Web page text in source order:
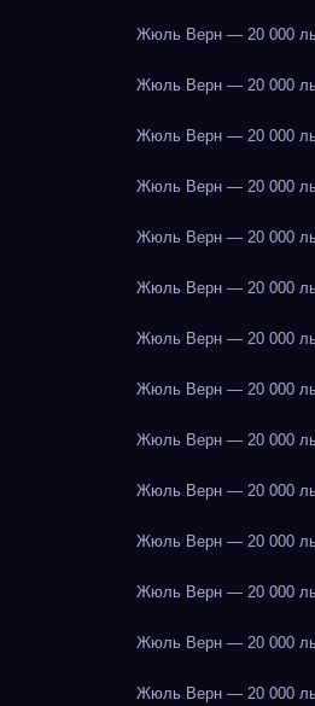
Жюль Верн — 20 000
Жюль Верн — 20 000
Жюль Верн — 20 000
Жюль Верн — 20 000
Жюль Верн — 20 000
Жюль Верн — 20 000
Жюль Верн — 20 000
Жюль Верн — 20 000
Жюль Верн — 20 000
Жюль Верн — 20 000
Жюль Верн — 20 000
Жюль Верн — 20 000
Жюль Верн — 20 000
Жюль Верн — 20 000